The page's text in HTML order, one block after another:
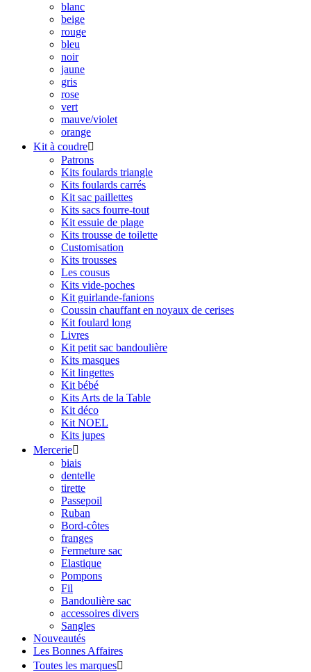
blanc
beige
rouge
bleu
noir
jaune
gris
rose
vert
mauve/violet
orange
Kit à coudre
Patrons
Kits foulards triangle
Kits foulards carrés
Kit sac paillettes
Kits sacs fourre-tout
Kit essuie de plage
Kits trousse de toilette
Customisation
Kits trousses
Les cousus
Kits vide-poches
Kit guirlande-fanions
Coussin chauffant en noyaux de cerises
Kit foulard long
Livres
Kit petit sac bandoulière
Kits masques
Kit lingettes
Kit bébé
Kits Arts de la Table
Kit déco
Kit NOEL
Kits jupes
Mercerie
biais
dentelle
tirette
Passepoil
Ruban
Bord-côtes
franges
Fermeture sac
Elastique
Pompons
Fil
Bandoulière sac
accessoires divers
Sangles
Nouveautés
Les Bonnes Affaires
Toutes les marques